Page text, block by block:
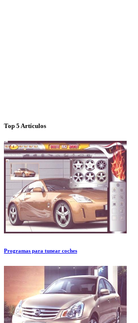
Top 5 Artículos
Programas para tunear coches